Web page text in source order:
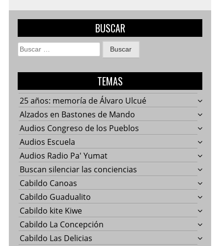
BUSCAR
Buscar:
TEMAS
25 años: memoría de Álvaro Ulcué
Alzados en Bastones de Mando
Audios Congreso de los Pueblos
Audios Escuela
Audios Radio Pa' Yumat
Buscan silenciar las conciencias
Cabildo Canoas
Cabildo Guadualito
Cabildo kite Kiwe
Cabildo La Concepción
Cabildo Las Delicias